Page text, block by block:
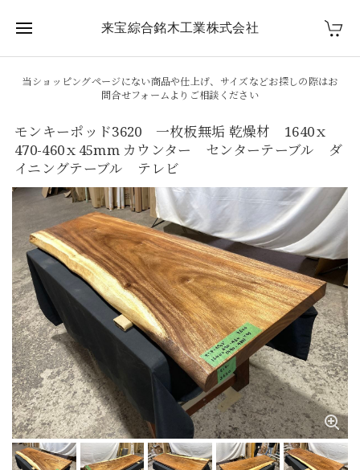
来宝綜合銘木工業株式会社
当ショッピングページにない商品や仕上げ、サイズなどお探しの際はお
問合せフォームよりご相談ください
モンキーポッド3620 一枚板無垢 乾燥材 1640ｘ
470-460ｘ45mm カウンター センターテーブル ダ
イニングテーブル テレビ